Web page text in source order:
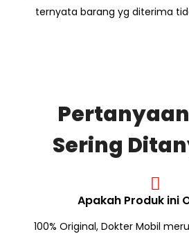
ternyata barang yg diterima
Sering
Apakah Produk ini
100% Original, Dokter Mobil